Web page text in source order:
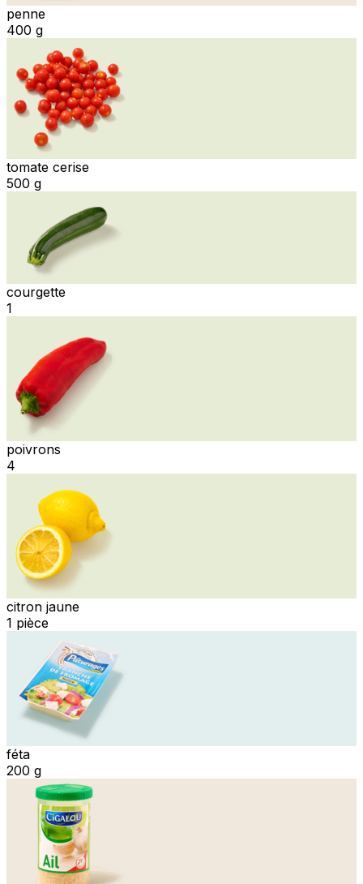
penne
400 g
tomate cerise
500 g
courgette
1
poivrons
4
citron jaune
1 pièce
féta
200 g